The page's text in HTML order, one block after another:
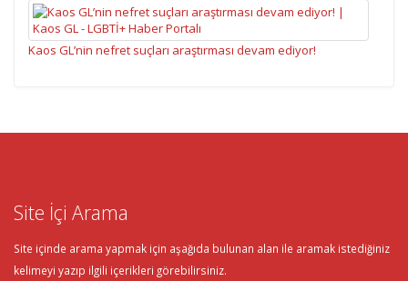
Kaos GL’nin nefret suçları araştırması devam ediyor!
Site İçi Arama
Site içinde arama yapmak için aşağıda bulunan alan ile aramak istediğiniz
kelimeyi yazıp ilgili içerikleri görebilirsiniz.